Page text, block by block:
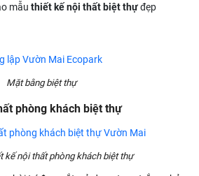
mẫu thiết kế nội thất biệt thựđẹp
Mặt bằng biệt thự
phòng khách biệt thự
kế nội thất phòng khách biệt thự